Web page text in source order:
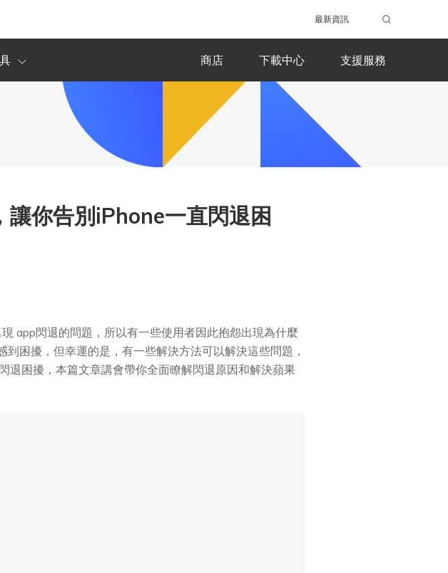
最新資訊
商店 下載中心 支援服務
你告別iPhone一直閃退困
app閃退的問題，所以有一些使用者因此抱怨出現為什麼
困擾，但幸運的是，有一些解決方法可以解決這些問題，
退困擾，本篇文章講會帶你全面瞭解閃退原因和解決蘋果